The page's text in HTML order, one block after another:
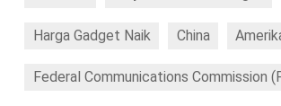
Harga Gadget Naik China
Federal Communications Commission